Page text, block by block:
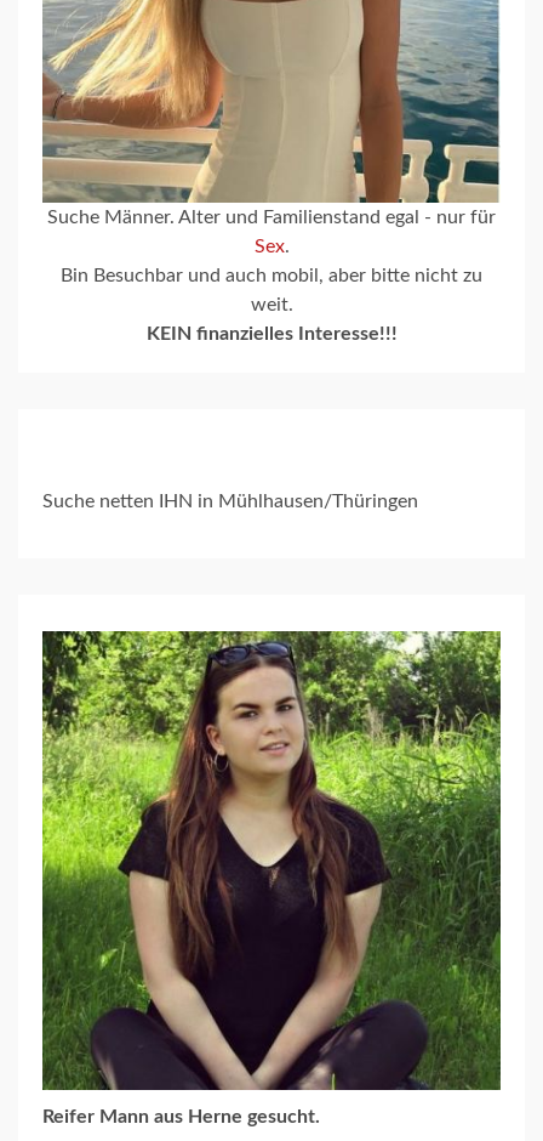
Suche Männer. Alter und Familienstand egal - nur für
Sex.
Bin Besuchbar und auch mobil, aber bitte nicht zu
weit.
KEIN finanzielles Interesse!!!
Suche netten IHN in Mühlhausen/Thüringen
Reifer Mann aus Herne gesucht.